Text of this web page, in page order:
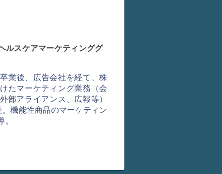
スケアマーケティンググ
業後、広告会社を経て、株
たマーケティング業務（会
部アライアンス、広報等）
機能性商品のマーケティン